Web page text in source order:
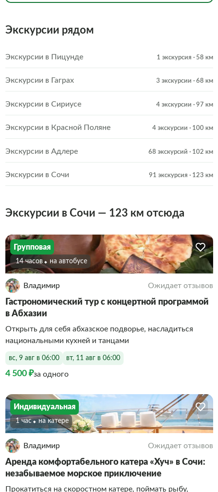
Экскурсии рядом
Экскурсии в Пицунде 1 экскурсия · 58 км
Экскурсии в Гаграх 3 экскурсии · 68 км
Экскурсии в Сириусе 4 экскурсии · 97 км
Экскурсии в Красной Поляне 4 экскурсии · 100 км
Экскурсии в Адлере 68 экскурсий · 102 км
Экскурсии в Сочи 91 экскурсия · 123 км
Экскурсии в Сочи — 123 км отсюда
Групповая
14 часов На автобусе
Владимир Ожидает отзывов
Гастрономический тур с концертной программой
в Абхазии
Открыть для себя абхазское подворье, насладиться
национальными кухней и танцами
вс, 9 авг в 06:00 вт, 11 авг в 06:00
4 500 ₽за одного
Индивидуальная
1 час На катере
Владимир Ожидает отзывов
Аренда комфортабельного катера «Хуч» в Сочи:
незабываемое морское приключение
Прокатиться на скоростном катере, поймать рыбу,